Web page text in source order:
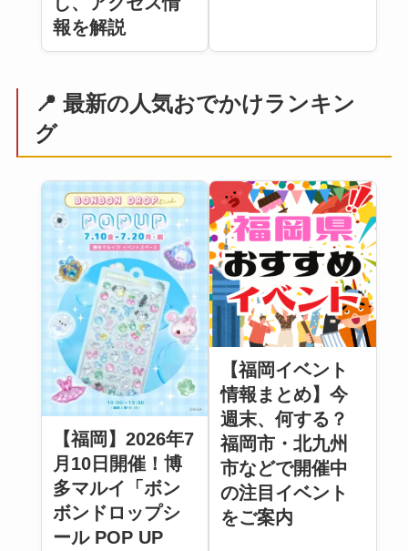
報を解説
📍 最新の人気おでかけランキン
グ
【福岡】2026年7
月10日開催！博
多マルイ「ボン
ボンドロップシ
ール POP UP
【福岡イベント
情報まとめ】今
週末、何する？
福岡市・北九州
市などで開催中
の注目イベント
をご案内